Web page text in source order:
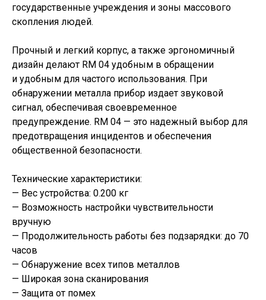
государственные учреждения и зоны массового
скопления людей.
Прочный и легкий корпус, а также эргономичный
дизайн делают RM 04 удобным в обращении
и удобным для частого использования. При
обнаружении металла прибор издает звуковой
сигнал, обеспечивая своевременное
предупреждение. RM 04 — это надежный выбор для
предотвращения инцидентов и обеспечения
общественной безопасности.
Технические характеристики:
— Вес устройства: 0.200 кг
— Возможность настройки чувствительности
вручную
— Продолжительность работы без подзарядки: до 70
часов
— Обнаружение всех типов металлов
— Широкая зона сканирования
— Защита от помех